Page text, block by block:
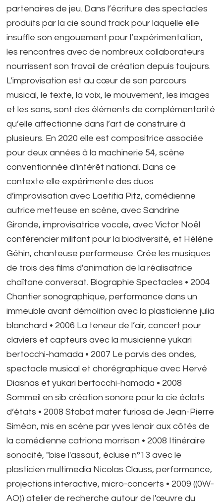
partenaires de jeu. Dans l’écriture des spectacles
produits par la cie sound track pour laquelle elle
insuffle son engouement pour l’expérimentation,
les rencontres avec de nombreux collaborateurs
nourrissent son travail de création depuis toujours.
L’improvisation est au cœur de son parcours
musical, le texte, la voix, le mouvement, les images
et les sons, sont des éléments de complémentarité
qu’elle affectionne dans l’art de construire à
plusieurs. En 2020 elle est compositrice associée
pour deux années à la machinerie 54, scène
conventionnée d'intérêt national. Dans ce
contexte elle expérimente des duos
d’improvisation avec Laetitia Pitz, comédienne
autrice metteuse en scène, avec Sandrine
Gironde, improvisatrice vocale, avec Victor Noël
conférencier militant pour la biodiversité, et Hélène
Géhin, chanteuse performeuse. Crée les musiques
de trois des films d'animation de la réalisatrice
chaïtane conversat. Biographie Spectacles • 2004
Chantier sonographique, performance dans un
immeuble avant démolition avec la plasticienne julia
blanchard • 2006 La teneur de l’air, concert pour
claviers et capteurs avec la musicienne yukari
bertocchi-hamada • 2007 Le parvis des ondes,
spectacle musical et chorégraphique avec Hervé
Diasnas et yukari bertocchi-hamada • 2008
Sommeil en sib création sonore pour la cie éclats
d’états • 2008 Stabat mater furiosa de Jean-Pierre
Siméon, mis en scène par yves lenoir aux côtés de
la comédienne catriona morrison • 2008 Itinéraire
sonocité, "bise l'assaut, écluse n°13 avec le
plasticien multimedia Nicolas Clauss, performance,
projections interactive, micro-concerts • 2009 ((0W-
AO)) atelier de recherche autour de l'œuvre du